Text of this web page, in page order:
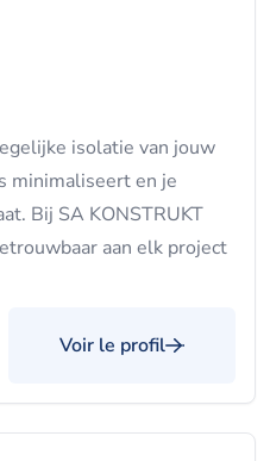
isolatie van jouw
minimaliseert en je
Bij SA KONSTRUKT
aan elk project
Voir le profil